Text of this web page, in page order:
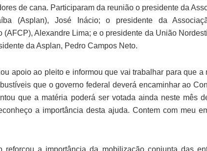
de cana. Participaram da reunião o presidente da
(Asplan), José Inácio; o presidente da
(AFCP), Alexandre Lima; e o presidente da União
da Asplan, Pedro Campos Neto.
apoio ao pleito e informou que vai trabalhar para que a
que o governo federal deverá encaminhar ao
que a matéria poderá ser votada ainda neste mês
a importância desta ajuda. Contem com meu